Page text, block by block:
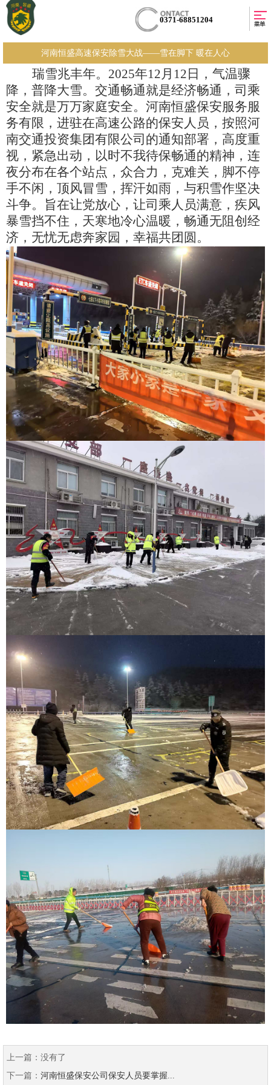
0371-68851204
河南恒盛高速保安除雪大战——雪在脚下 暖在人心
瑞雪兆丰年。 2025年12月12日，气温骤
降，普降大雪。交通畅通就是经济畅通，司乘
安全就是万万家庭安全。河南恒盛保安服务服
务有限，进驻在高速公路的保安人员，按照河
南交通投资集团有限公司的通知部署，高度重
视， 紧急出动，以时不我待保畅通的精神，连
夜分布在各个站点，众合力，克难关，脚不停
手不闲，顶风冒雪，挥汗如雨，与积雪作坚决
斗争。旨在让党放心，让司乘人员满意，疾风
暴雪挡不住，天寒地冷心温暖，畅通无阻创 经
济， 无忧无虑奔家园，幸福共团圆。
上一篇： 没有了
下一篇： 河南恒盛保安公司保安人员要掌握...